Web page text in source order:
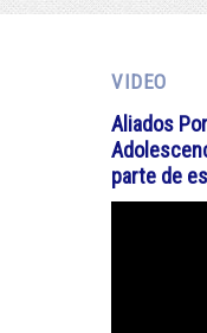
VIDEO
Aliados
parte de